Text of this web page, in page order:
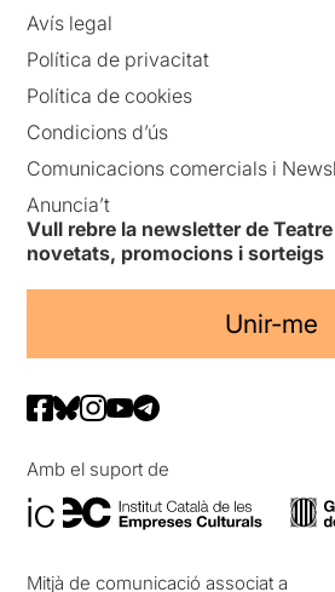
Avís legal
Política de privacitat
Política de cookies
Condicions d’ús
Comunicacions comercials i
Anuncia’t
Vull rebre la newsletter de
novetats, promocions i sorteigs
Unir-me
Amb el suport de
Mitjà de comunicació associat a